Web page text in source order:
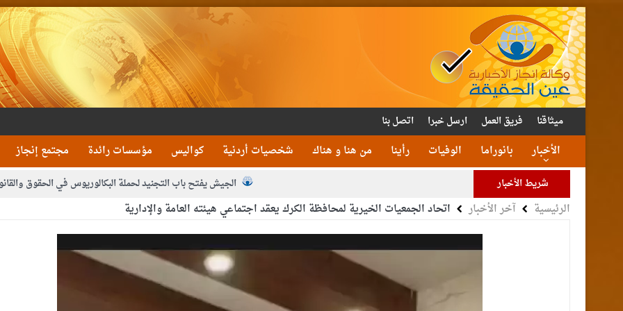
ميثاقنا فريق العمل ارسل خبرا اتصل بنا
الأخبار بانوراما الوفيات رأينا من هنا و هناك شخصيات أردنية كواليس مؤسسات رائدة مجتمع إنجاز
شريط الأخبار
الجيش يفتح باب التجنيد لحملة البكالوريوس في الحقوق
الأمن يتلف 16 مليون حبة كبتاجون و1480 كغم مواد مخدرة
القاضي يلتقي رؤساء تحرير الصحف اليومية ويؤكد حرص مجلس النواب على شراكة فاعلة
الملك يلتقي مجموعة من رفاق السلاح
الملك يتلقى اتصالا هاتفيا من العاهل البحريني
الرئيسية آخر الأخبار اتحاد الجمعيات الخيرية لمحافظة الكرك يعقد اجتماعي هيئته العامة والإدارية